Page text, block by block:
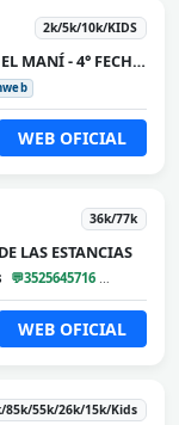
2k/5k/10k/KIDS
DALMACIO VÉLEZ SÁRSFIELD
WEB OFICIAL
36k/77k
LAS ESTANCIAS
💬3525645716
WEB OFICIAL
85k/55k/26k/15k/Kids